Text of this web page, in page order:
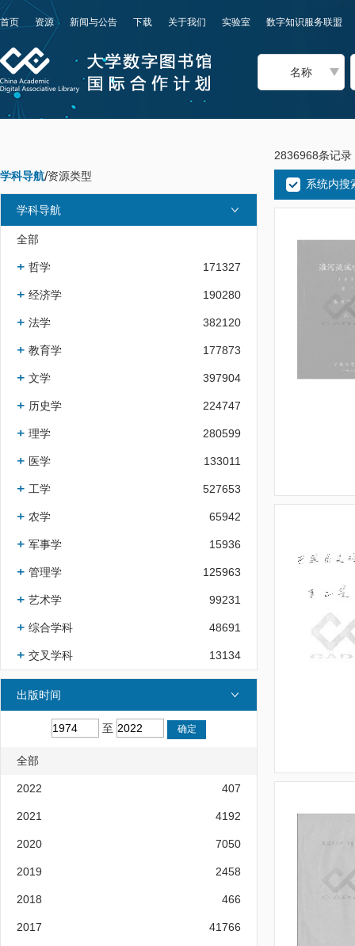
首页 资源 新闻与公告 下载 关于我们 实验室 数字知识服务联盟
名称
学科导航/资源类型
学科导航
全部
哲学 171327
经济学 190280
法学 382120
教育学 177873
文学 397904
历史学 224747
理学 280599
医学 133011
工学 527653
农学 65942
军事学 15936
管理学 125963
艺术学 99231
综合学科 48691
交叉学科 13134
出版时间
至
全部
2022 407
2021 4192
2020 7050
2019 2458
2018 466
2017 41766
2836968条记录
系统内搜